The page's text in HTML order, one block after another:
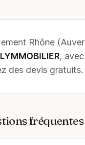
Rhône
LYMMOBILIER,
des devis gratuits.